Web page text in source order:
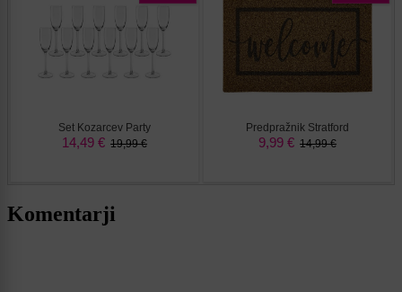
Komentarji